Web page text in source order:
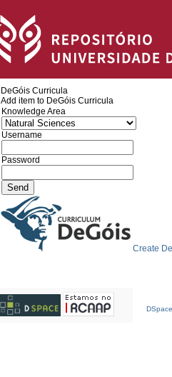
DeGóis Curricula
Add item to DeGóis Curricula
Knowledge Area
Username
Password
Create